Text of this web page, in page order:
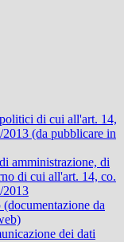
di cui all'art. 14,
(da pubblicare in
amministrazione, di
di cui all'art. 14, co.
2013
da
dei dati